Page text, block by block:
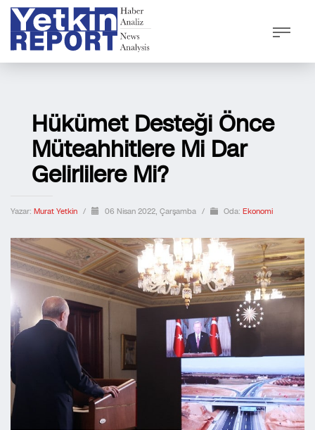
Hükümet Desteği Önce
Müteahhitlere Mi Dar
Gelirlilere Mi?
Yazar: Murat Yetkin / 06 Nisan 2022, Çarşamba / Oda: Ekonomi